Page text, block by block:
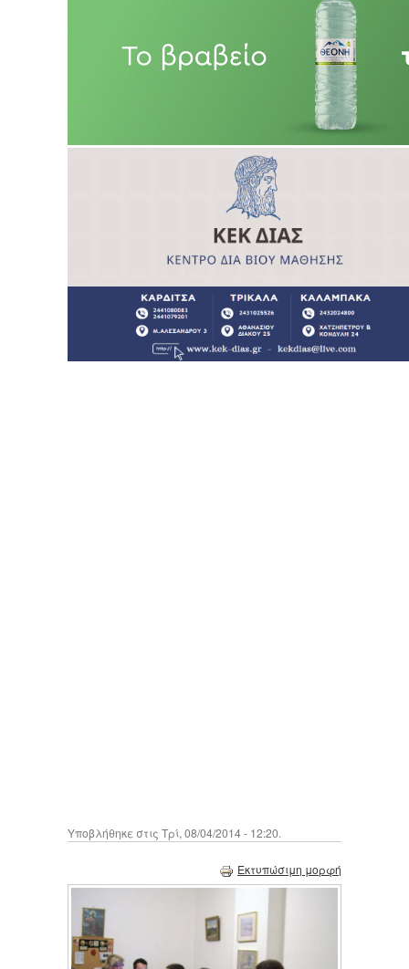
Υποβλήθηκε στις Τρί, 08/04/2014 - 12:20.
Εκτυπώσιμη μορφή